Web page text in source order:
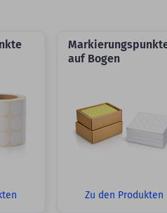
auf Bogen
Zu den Produkten